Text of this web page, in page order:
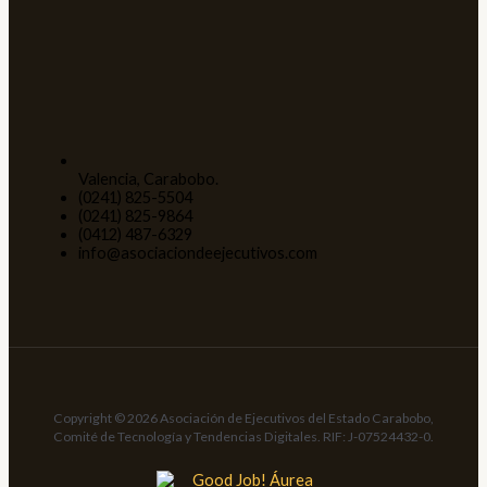
Valencia, Carabobo.
(0241) 825-5504
(0241) 825-9864
(0412) 487-6329
info@asociaciondeejecutivos.com
Copyright © 2026 Asociación de Ejecutivos del Estado Carabobo,
Comité de Tecnología y Tendencias Digitales. RIF: J-07524432-0.